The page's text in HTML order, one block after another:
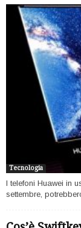
Tecnologia
I telefoni Huawei in
settembre,